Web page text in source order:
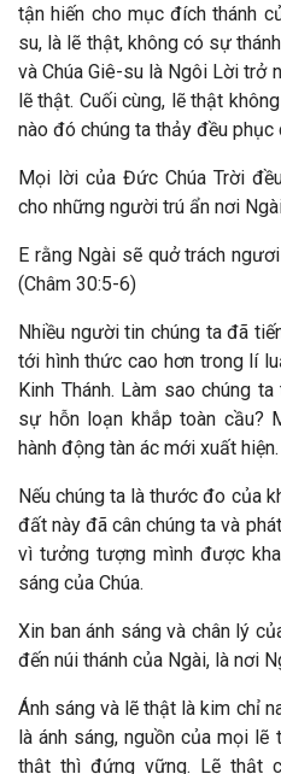
tận hiến cho mục đích thánh
su, là lẽ thật, không có sự
và Chúa Giê-su là Ngôi Lời trở
lẽ thật. Cuối cùng, lẽ thật
nào đó chúng ta thảy đều phục
Mọi lời của Đức Chúa Trời
cho những người trú ẩn nơi
E rằng Ngài sẽ quở trách
(Châm 30:5-6)
Nhiều người tin chúng ta đã
tới hình thức cao hơn trong lí
Kinh Thánh. Làm sao chúng
sự hỗn loạn khắp toàn cầu?
hành động tàn ác mới xuất hiện.
Nếu chúng ta là thước đo của
đất này đã cân chúng ta và
vì tưởng tượng mình được
sáng của Chúa.
Xin ban ánh sáng và chân lý
đến núi thánh của Ngài, là nơi
Ánh sáng và lẽ thật là kim chỉ
là ánh sáng, nguồn của mọi
thật thì đứng vững. Lẽ thật